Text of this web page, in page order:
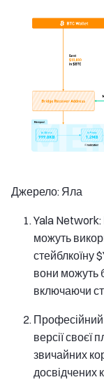
Джерело: Яла
Yala Network:
можуть
стейблкоїну
вони можуть
включаючи
Професійний
версії
звичайних
досвідчених